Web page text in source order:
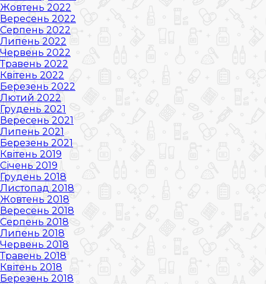
Жовтень 2022
Вересень 2022
Серпень 2022
Липень 2022
Червень 2022
Травень 2022
Квітень 2022
Березень 2022
Лютий 2022
Грудень 2021
Вересень 2021
Липень 2021
Березень 2021
Квітень 2019
Січень 2019
Грудень 2018
Листопад 2018
Жовтень 2018
Вересень 2018
Серпень 2018
Липень 2018
Червень 2018
Травень 2018
Квітень 2018
Березень 2018